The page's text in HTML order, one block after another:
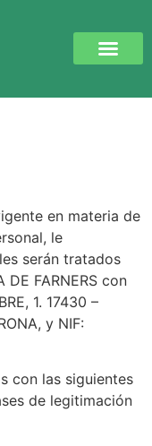
en materia de
le
serán tratados
DE FARNERS con
1. 17430 –
y NIF:
con las siguientes
de legitimación